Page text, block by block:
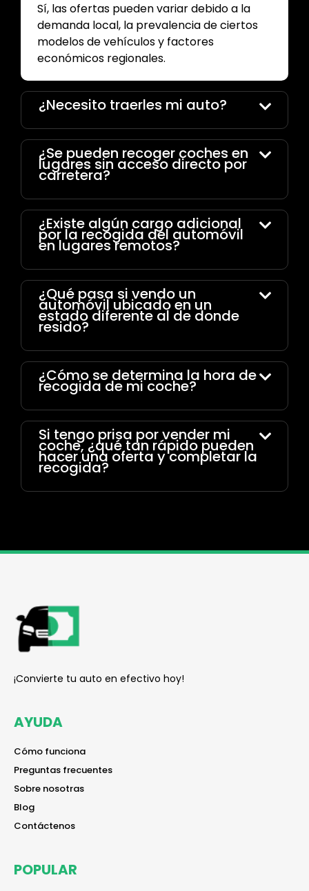
Sí, las ofertas pueden variar debido a la
demanda local, la prevalencia de ciertos
modelos de vehículos y factores
económicos regionales.
¿Necesito traerles mi auto?
¿Se pueden recoger coches en
lugares sin acceso directo por
carretera?
¿Existe algún cargo adicional
por la recogida del automóvil
en lugares remotos?
¿Qué pasa si vendo un
automóvil ubicado en un
estado diferente al de donde
resido?
¿Cómo se determina la hora de
recogida de mi coche?
Si tengo prisa por vender mi
coche, ¿qué tan rápido pueden
hacer una oferta y completar la
recogida?
¡Convierte tu auto en efectivo hoy!
AYUDA
Cómo funciona
reader
Preguntas frecuentes
reader
Sobre nosotras
reader
Blog
reader
Contáctenos
reader
POPULAR